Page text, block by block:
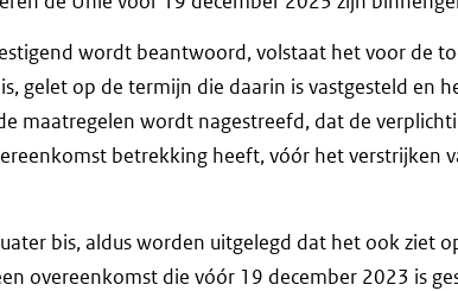
wordt beantwoord, volstaat het voor de
gelet op de termijn die daarin is vastgesteld en
maatregelen wordt nagestreefd, dat de
betrekking heeft, vóór het verstrijken
bis, aldus worden uitgelegd dat het ook ziet
overeenkomst die vóór 19 december 2023 is